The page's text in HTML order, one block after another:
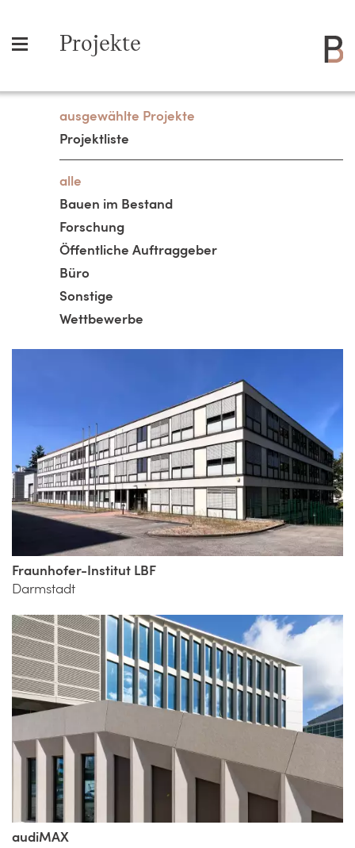
Projekte
ausgewählte Projekte
Projektliste
alle
Bauen im Bestand
Forschung
Öffentliche Auftraggeber
Büro
Sonstige
Wettbewerbe
Fraunhofer-Institut LBF
Darmstadt
audiMAX